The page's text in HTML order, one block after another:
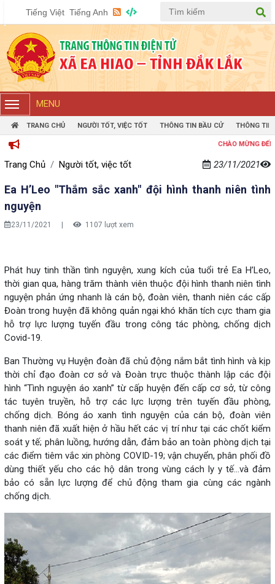
Tiếng Việt Tiếng Anh
MENU
TRANG CHỦ NGƯỜI TỐT, VIỆC TỐT THÔNG TIN BẦU CỬ THÔNG TIN
CHÀO MỪNG ĐẾN VỚI
Trang Chủ Người tốt, việc tốt 23/11/2021
Ea H’Leo "Thắm sắc xanh" đội hình thanh niên tình
nguyện
23/11/2021 1107 lượt xem
Phát huy tinh thần tình nguyện, xung kích của tuổi trẻ Ea H’Leo,
thời gian qua, hàng trăm thành viên thuộc đội hình thanh niên tình
nguyện phản ứng nhanh là cán bộ, đoàn viên, thanh niên các cấp
Đoàn trong huyện đã không quản ngại khó khăn tích cực tham gia
hỗ trợ lực lượng tuyến đầu trong công tác phòng, chống dịch
Covid-19.
Ban Thường vụ Huyện đoàn đã chủ động nắm bắt tình hình và kịp
thời chỉ đạo đoàn cơ sở và Đoàn trực thuộc thành lập các đội
hình “Tình nguyện áo xanh” từ cấp huyện đến cấp cơ sở, từ công
tác tuyên truyền, hỗ trợ các lực lượng trên tuyến đầu phòng,
chống dịch. Bóng áo xanh tình nguyện của cán bộ, đoàn viên
thanh niên đã xuất hiện ở hầu hết các vị trí như tại các chốt kiểm
soát y tế; phân luồng, hướng dẫn, đảm bảo an toàn phòng dịch tại
các điểm tiêm vắc xin phòng COVID-19; vận chuyển, phân phối đồ
dùng thiết yếu cho các hộ dân trong vùng cách ly y tế…và đảm
bảo có sẵn lực lượng để chủ động tham gia cùng các ngành
chống dịch.